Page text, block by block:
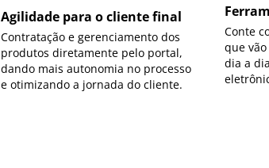
Agilidade para o cliente final
Contratação e gerenciamento dos
produtos diretamente pelo portal,
dando mais autonomia no processo
e otimizando a jornada do cliente.
Conte
que
dia a